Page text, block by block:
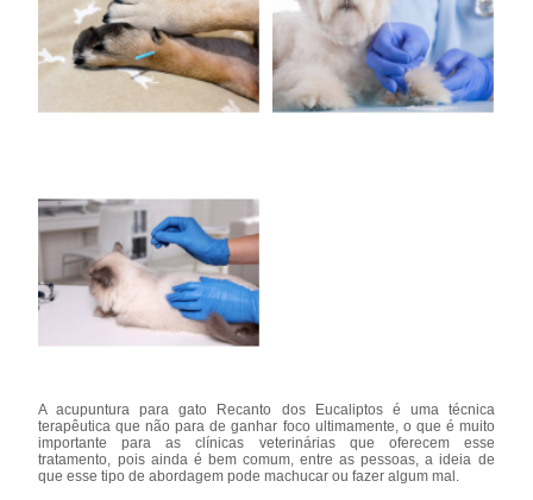
A acupuntura para gato Recanto dos Eucaliptos é uma técnica
terapêutica que não para de ganhar foco ultimamente, o que é muito
importante para as clínicas veterinárias que oferecem esse
tratamento, pois ainda é bem comum, entre as pessoas, a ideia de
que esse tipo de abordagem pode machucar ou fazer algum mal.